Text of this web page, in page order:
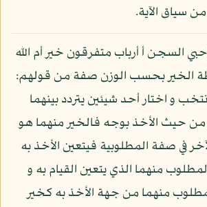
سياق الآية.
السجن أ أرباب متفرقون خير أم الله
الخير بحسب الوزن صفة من قولهم:
و اختار أحد شيئين يتردد بينهما
حيث الأخذ بوجه فالخير منهما هو
في صفة المطلوبية فيتعين الأخذ به
منهما الذي يتعين القيام به و
منهما من جهة الأخذ به كخير